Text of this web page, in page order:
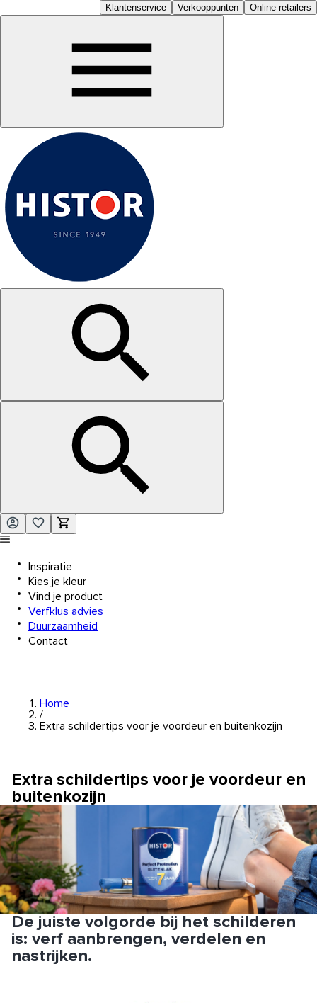
Klantenservice Verkooppunten Online retailers
Inspiratie
Kies je kleur
Vind je product
Verfklus advies
Duurzaamheid
Contact
Home
/
Extra schildertips voor je voordeur en buitenkozijn
Extra schildertips voor je voordeur en
buitenkozijn
De juiste volgorde bij het schilderen
is: verf aanbrengen, verdelen en
nastrijken.